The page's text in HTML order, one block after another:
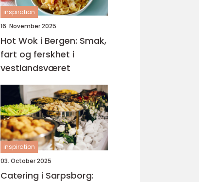
inspiration
16. November 2025
Hot Wok i Bergen: Smak,
fart og ferskhet i
vestlandsværet
inspiration
03. October 2025
Catering i Sarpsborg: